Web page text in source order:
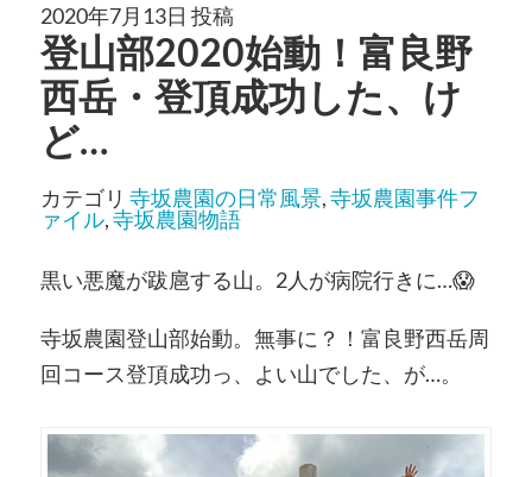
2020年7月13日 投稿
登山部2020始動！富良野
西岳・登頂成功した、け
ど…
カテゴリ 寺坂農園の日常風景,寺坂農園事件フ
ァイル,寺坂農園物語
黒い悪魔が跋扈する山。2人が病院行きに…😱
寺坂農園登山部始動。無事に？！富良野西岳周
回コース登頂成功っ、よい山でした、が…。